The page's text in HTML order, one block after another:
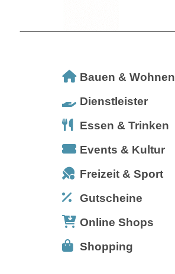
Bauen & Wohnen
Dienstleister
Essen & Trinken
Events & Kultur
Freizeit & Sport
Gutscheine
Online Shops
Shopping